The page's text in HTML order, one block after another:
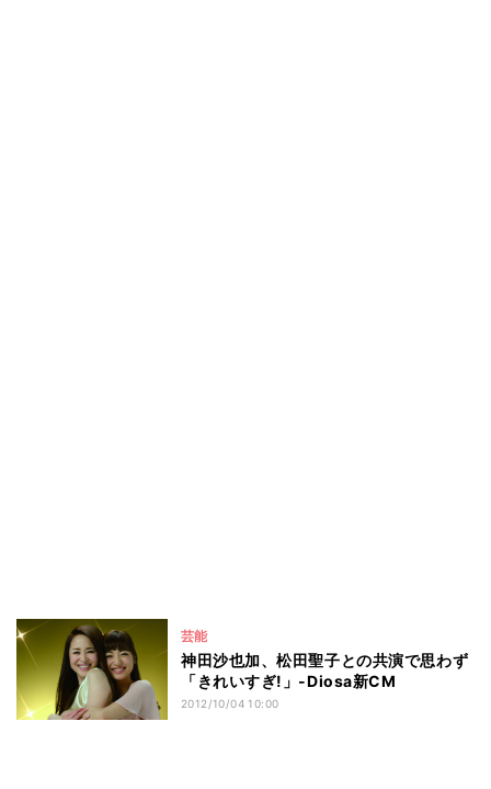
芸能
神田沙也加、松田聖子との共演で思わず
「きれいすぎ!」-Diosa新CM
2012/10/04 10:00